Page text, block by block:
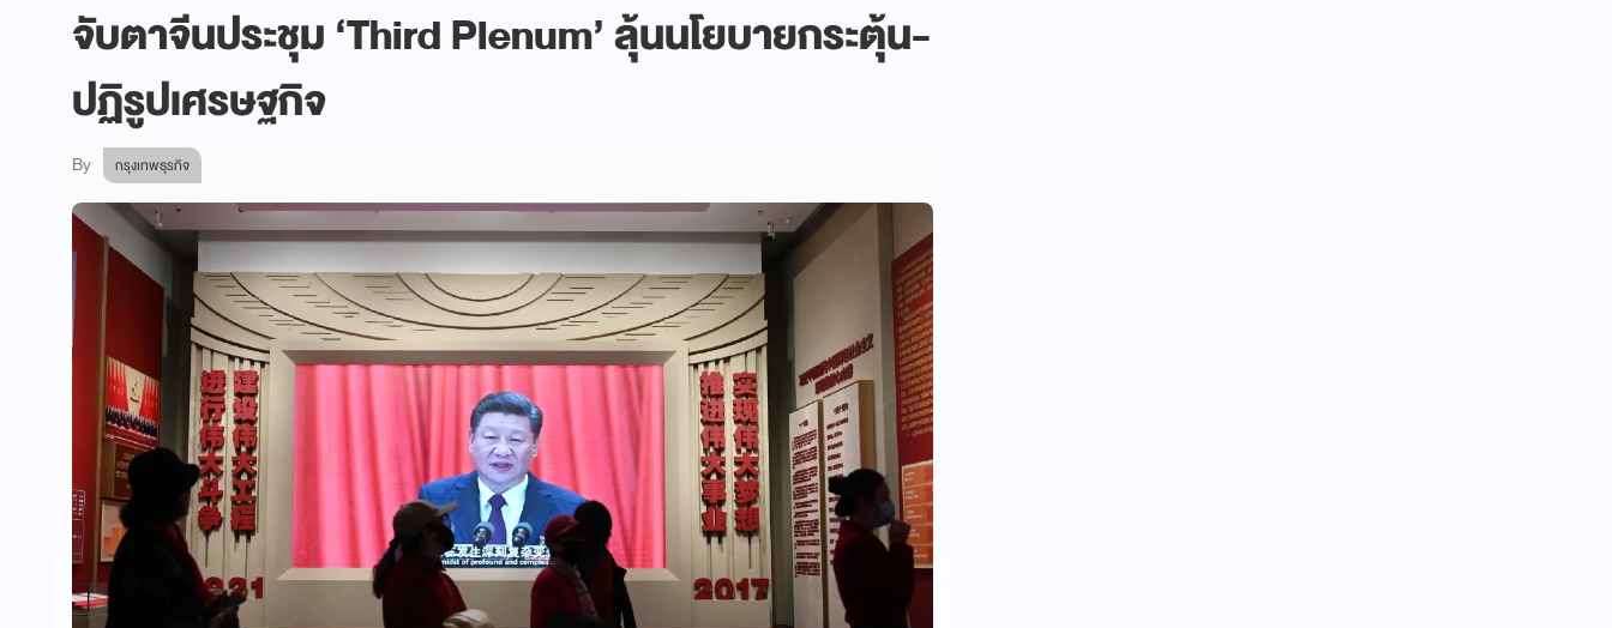
จับตาจีนประชุม ‘Third Plenum’ ลุ้นนโยบายกระตุ้น-
ปฏิรูปเศรษฐกิจ
By กรุงเทพธุรกิจ